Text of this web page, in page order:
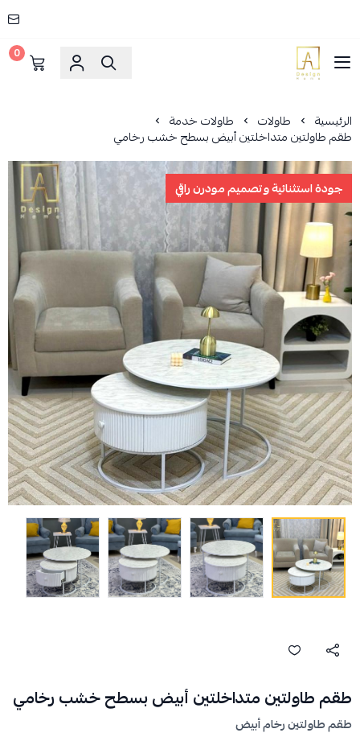
AD HOME
0
الرئيسية طاولات طاولات خدمة
طقم طاولتين متداخلتين أبيض بسطح خشب رخامي
جودة استثنائية وتصميم مودرن راقي
طقم طاولتين متداخلتين أبيض بسطح خشب رخامي
طقم طاولتين رخام أبيض